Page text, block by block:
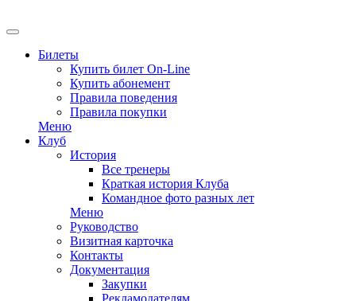
Билеты
Купить билет On-Line
Купить абонемент
Правила поведения
Правила покупки
Меню
Клуб
История
Все тренеры
Краткая история Клуба
Командное фото разных лет
Меню
Руководство
Визитная карточка
Контакты
Документация
Закупки
Рекламодателям